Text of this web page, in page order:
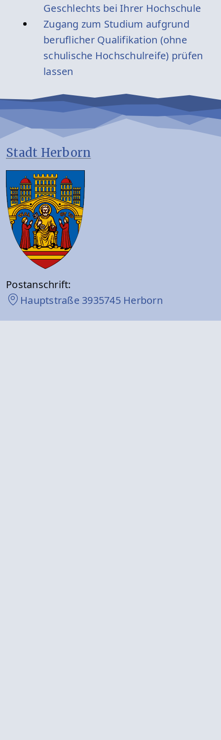
Geschlechts bei Ihrer Hochschule
Zugang zum Studium aufgrund
beruflicher Qualifikation (ohne
schulische Hochschulreife) prüfen
lassen
Stadt Herborn
Postanschrift:
Hauptstraße 3935745 Herborn
Haupteingang und Lieferanschrift: